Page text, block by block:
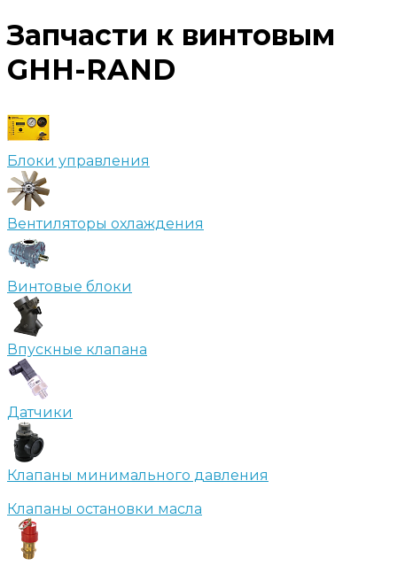
Запчасти к винтовым
GHH-RAND
Блоки управления
Вентиляторы охлаждения
Винтовые блоки
Впускные клапана
Датчики
Клапаны минимального давления
Клапаны остановки масла